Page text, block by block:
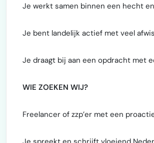
Je werkt samen binnen een hecht
Je bent landelijk actief met veel
Je draagt bij aan een opdracht met
WIE ZOEKEN WIJ?
Freelancer of zzp’er met een